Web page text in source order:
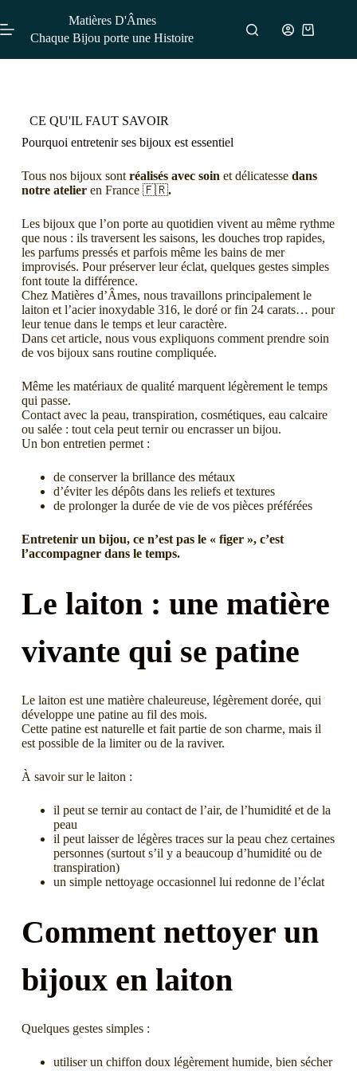
Matières D'Âmes
Chaque Bijou porte une Histoire
CE QU'IL FAUT SAVOIR
Pourquoi entretenir ses bijoux est essentiel
Tous nos bijoux sont réalisés avec soin et délicatesse dans
notre atelier en France 🇫🇷.
Les bijoux que l’on porte au quotidien vivent au même rythme
que nous : ils traversent les saisons, les douches trop rapides,
les parfums pressés et parfois même les bains de mer
improvisés. Pour préserver leur éclat, quelques gestes simples
font toute la différence.
Chez Matières d’Âmes, nous travaillons principalement le
laiton et l’acier inoxydable 316, le doré or fin 24 carats… pour
leur tenue dans le temps et leur caractère.
Dans cet article, nous vous expliquons comment prendre soin
de vos bijoux sans routine compliquée.
Même les matériaux de qualité marquent légèrement le temps
qui passe.
Contact avec la peau, transpiration, cosmétiques, eau calcaire
ou salée : tout cela peut ternir ou encrasser un bijou.
Un bon entretien permet :
de conserver la brillance des métaux
d’éviter les dépôts dans les reliefs et textures
de prolonger la durée de vie de vos pièces préférées
Entretenir un bijou, ce n’est pas le « figer », c’est
l’accompagner dans le temps.
Le laiton : une matière
vivante qui se patine
Le laiton est une matière chaleureuse, légèrement dorée, qui
développe une patine au fil des mois.
Cette patine est naturelle et fait partie de son charme, mais il
est possible de la limiter ou de la raviver.
À savoir sur le laiton :
il peut se ternir au contact de l’air, de l’humidité et de la
peau
il peut laisser de légères traces sur la peau chez certaines
personnes (surtout s’il y a beaucoup d’humidité ou de
transpiration)
un simple nettoyage occasionnel lui redonne de l’éclat
Comment nettoyer un
bijoux en laiton
Quelques gestes simples :
utiliser un chiffon doux légèrement humide, bien sécher